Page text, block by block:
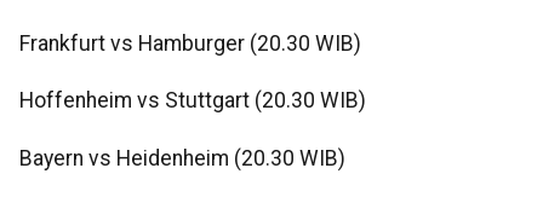
Frankfurt vs Hamburger (20.30 WIB)
Hoffenheim vs Stuttgart (20.30 WIB)
Bayern vs Heidenheim (20.30 WIB)